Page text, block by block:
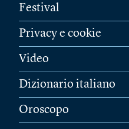
Festival
Privacy e cookie
Video
Dizionario italiano
Oroscopo